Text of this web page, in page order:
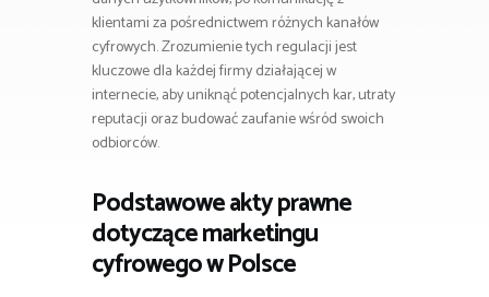
klientami za pośrednictwem różnych kanałów
cyfrowych. Zrozumienie tych regulacji jest
kluczowe dla każdej firmy działającej w
internecie, aby uniknąć potencjalnych kar, utraty
reputacji oraz budować zaufanie wśród swoich
odbiorców.
Podstawowe akty prawne
dotyczące marketingu
cyfrowego w Polsce